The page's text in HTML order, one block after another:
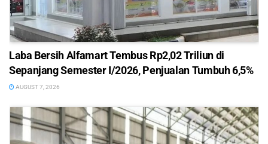
Laba Bersih Alfamart Tembus Rp2,02 Triliun di
Sepanjang Semester I/2026, Penjualan Tumbuh 6,5%
AUGUST 7, 2026